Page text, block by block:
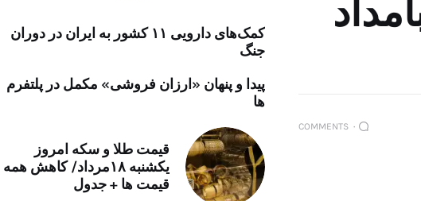
تبلیغات راه نو نیوز
آوین دیلی
پایگاه خبری آبان
خرید موتور ایمپلنت
بامداد
۰ COMMENTS
کمک‌های دارویی ۱۱ کشور به ایران در دوران
جنگ
پیدا و پنهان «ارزان فروشی» مکمل در پلتفرم
ها
قیمت طلا و سکه امروز
یکشنبه ۱۸مرداد/ کاهش همه
قیمت ها + جدول